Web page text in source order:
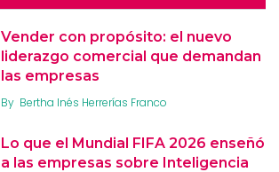
Vender con propósito: el nuevo
liderazgo comercial que demandan
las empresas
By Bertha Inés Herrerías Franco
Lo que el Mundial FIFA 2026 enseñó
a las empresas sobre Inteligencia